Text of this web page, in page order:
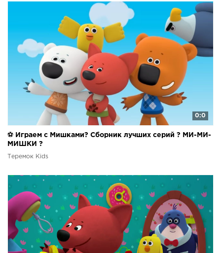
0:0
⚽ Играем с Мишками? Сборник лучших серий ? МИ-МИ-
МИШКИ ?
Теремок Kids